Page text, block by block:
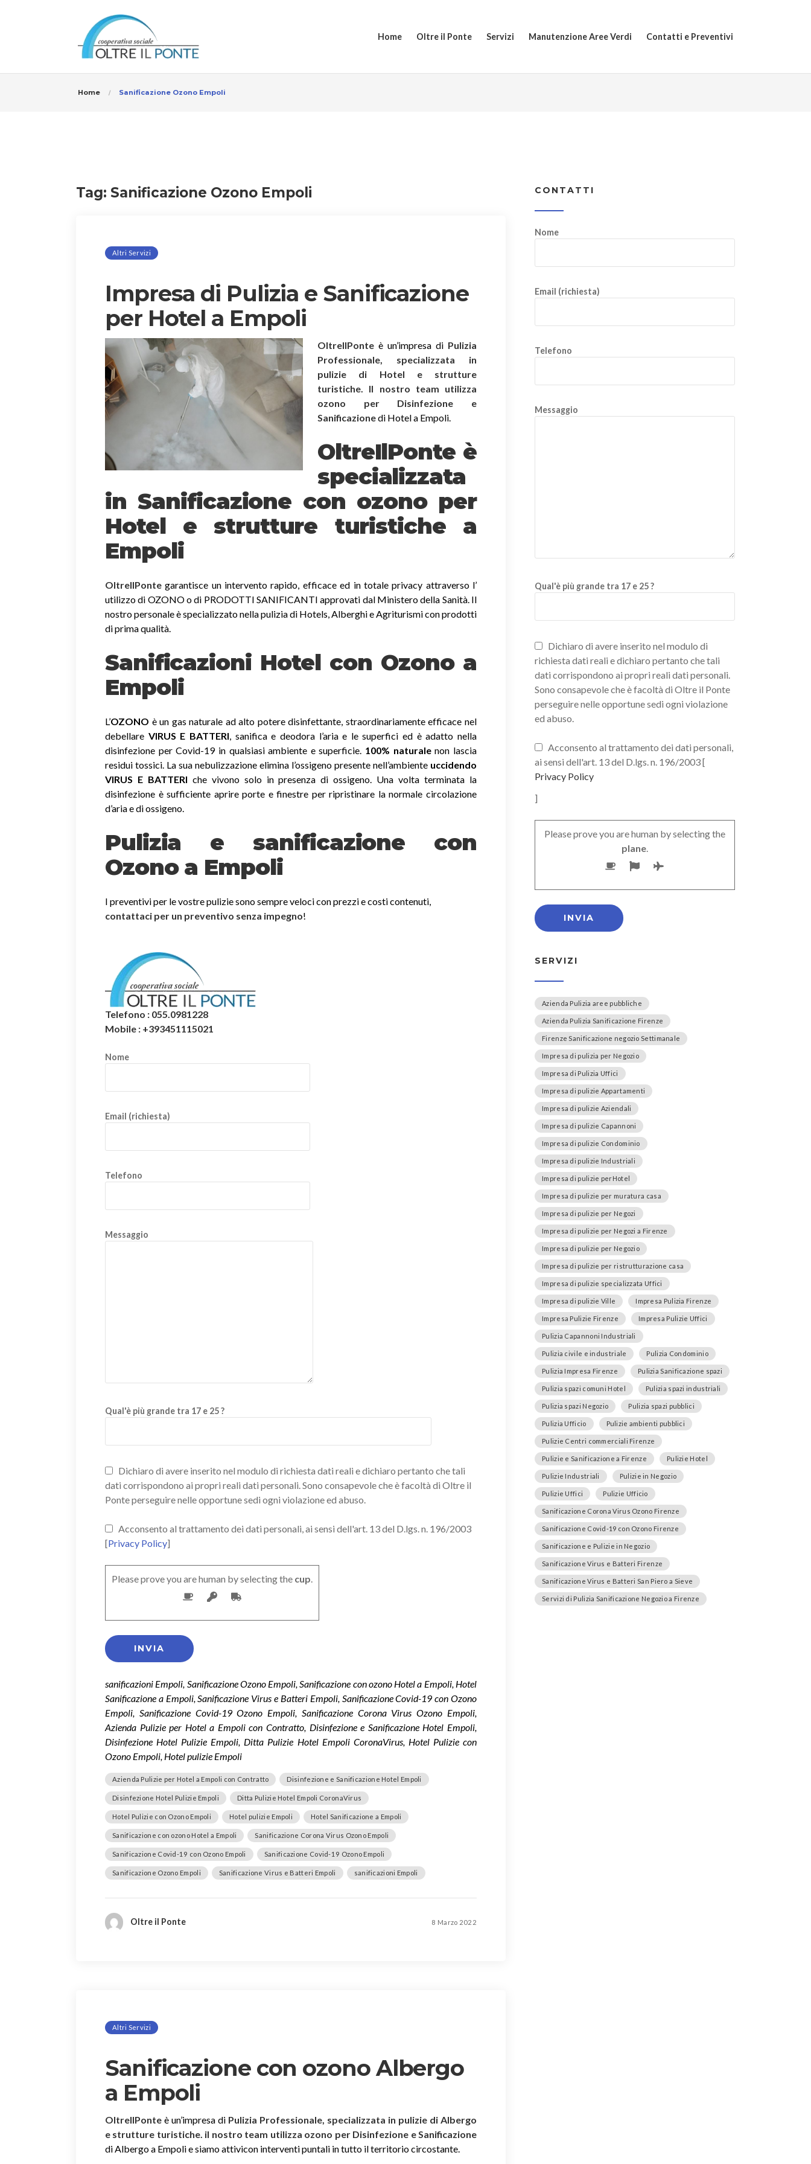
Home Oltre il Ponte Servizi Manutenzione Aree Verdi Contatti e Preventivi
Home Sanificazione Ozono Empoli
Tag: Sanificazione Ozono Empoli
Altri Servizi
Impresa di Pulizia e Sanificazione
per Hotel a Empoli
OltreIlPonte è un’impresa di Pulizia
Professionale, specializzata in
pulizie di Hotel e strutture
turistiche. Il nostro team utilizza
ozono per Disinfezione e
Sanificazionedi Hotel a Empoli.
OltreIlPonte è
specializzata
in Sanificazione con ozono per
Hotel e strutture turistiche a
Empoli
OltreIlPonte garantisce un intervento rapido, efficace ed in totale privacy attraverso l’
utilizzo di OZONO o di PRODOTTI SANIFICANTI approvati dal Ministero della Sanità. Il
nostro personale è specializzato nella pulizia di Hotels, Alberghi e Agriturismi con prodotti
di prima qualità.
Sanificazioni Hotel con Ozono a
Empoli
L’OZONO è un gas naturale ad alto potere disinfettante, straordinariamente efficace nel
debellare VIRUS E BATTERI, sanifica e deodora l’aria e le superfici ed è adatto nella
disinfezione per Covid-19 in qualsiasi ambiente e superficie. 100% naturalenon lascia
residui tossici. La sua nebulizzazione elimina l’ossigeno presente nell’ambiente uccidendo
VIRUS E BATTERI che vivono solo in presenza di ossigeno. Una volta terminata la
disinfezione è sufficiente aprire porte e finestre per ripristinare la normale circolazione
d’aria e di ossigeno.
Pulizia e sanificazione con
Ozono a Empoli
I preventivi per le vostre pulizie sono sempre veloci con prezzi e costi contenuti,
contattaci per un preventivo senza impegno!
Telefono : 055.0981228
Mobile : +393451115021
Nome
Email (richiesta)
Telefono
Messaggio
Qual'è più grande tra 17 e 25 ?
Dichiaro di avere inserito nel modulo di richiesta dati reali e dichiaro pertanto che tali
dati corrispondono ai propri reali dati personali. Sono consapevole che è facoltà di Oltre il
Ponte perseguire nelle opportune sedi ogni violazione ed abuso.
Acconsento al trattamento dei dati personali, ai sensi dell'art. 13 del D.lgs. n. 196/2003
[Privacy Policy]
Please prove you are human by selecting the cup.
sanificazioni Empoli, Sanificazione Ozono Empoli, Sanificazione con ozono Hotel a Empoli, Hotel
Sanificazione a Empoli, Sanificazione Virus e Batteri Empoli, Sanificazione Covid-19 con Ozono
Empoli, Sanificazione Covid-19 Ozono Empoli, Sanificazione Corona Virus Ozono Empoli,
Azienda Pulizie per Hotel a Empoli con Contratto, Disinfezione e Sanificazione Hotel Empoli,
Disinfezione Hotel Pulizie Empoli, Ditta Pulizie Hotel Empoli CoronaVirus, Hotel Pulizie con
Ozono Empoli, Hotel pulizie Empoli
Azienda Pulizie per Hotel a Empoli con Contratto Disinfezione e Sanificazione Hotel Empoli
Disinfezione Hotel Pulizie Empoli Ditta Pulizie Hotel Empoli CoronaVirus
Hotel Pulizie con Ozono Empoli Hotel pulizie Empoli Hotel Sanificazione a Empoli
Sanificazione con ozono Hotel a Empoli Sanificazione Corona Virus Ozono Empoli
Sanificazione Covid-19 con Ozono Empoli Sanificazione Covid-19 Ozono Empoli
Sanificazione Ozono Empoli Sanificazione Virus e Batteri Empoli sanificazioni Empoli
Oltre il Ponte 8 Marzo 2022
Altri Servizi
Sanificazione con ozono Albergo
a Empoli
OltreIlPonte è un’impresa di Pulizia Professionale, specializzata in pulizie di Albergo
e strutture turistiche. il nostro team utilizza ozono per Disinfezione e Sanificazione
di Albergo a Empoli e siamo attivicon interventi puntali in tutto il territorio circostante.
CONTATTI
Nome
Email (richiesta)
Telefono
Messaggio
Qual'è più grande tra 17 e 25 ?
Dichiaro di avere inserito nel modulo di
richiesta dati reali e dichiaro pertanto che tali
dati corrispondono ai propri reali dati personali.
Sono consapevole che è facoltà di Oltre il Ponte
perseguire nelle opportune sedi ogni violazione
ed abuso.
Acconsento al trattamento dei dati personali,
ai sensi dell'art. 13 del D.lgs. n. 196/2003 [
Privacy Policy
]
Please prove you are human by selecting the
plane.
SERVIZI
Azienda Pulizia aree pubbliche
Azienda Pulizia Sanificazione Firenze
Firenze Sanificazione negozio Settimanale
Impresa di pulizia per Negozio
Impresa di Pulizia Uffici
Impresa di pulizie Appartamenti
Impresa di pulizie Aziendali
Impresa di pulizie Capannoni
Impresa di pulizie Condominio
Impresa di pulizie Industriali
Impresa di pulizie perHotel
Impresa di pulizie per muratura casa
Impresa di pulizie per Negozi
Impresa di pulizie per Negozi a Firenze
Impresa di pulizie per Negozio
Impresa di pulizie per ristrutturazione casa
Impresa di pulizie specializzata Uffici
Impresa di pulizie Ville Impresa Pulizia Firenze
Impresa Pulizie Firenze Impresa Pulizie Uffici
Pulizia Capannoni Industriali
Pulizia civile e industriale Pulizia Condominio
Pulizia Impresa Firenze Pulizia Sanificazione spazi
Pulizia spazi comuni Hotel Pulizia spazi industriali
Pulizia spazi Negozio Pulizia spazi pubblici
Pulizia Ufficio Pulizie ambienti pubblici
Pulizie Centri commerciali Firenze
Pulizie e Sanificazione a Firenze Pulizie Hotel
Pulizie Industriali Pulizie in Negozio
Pulizie Uffici Pulizie Ufficio
Sanificazione Corona Virus Ozono Firenze
Sanificazione Covid-19 con Ozono Firenze
Sanificazione e Pulizie in Negozio
Sanificazione Virus e Batteri Firenze
Sanificazione Virus e Batteri San Piero a Sieve
Servizi di Pulizia Sanificazione Negozio a Firenze